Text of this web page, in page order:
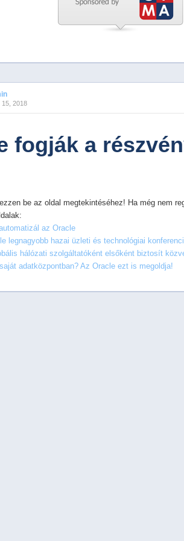
2018
fogják a
be az oldal megtekintéséhez! Ha még nem
az Oracle
legnagyobb hazai üzleti és technológiai
hálózati szolgáltatóként elsőként biztosít
adatközpontban? Az Oracle ezt is megoldja!